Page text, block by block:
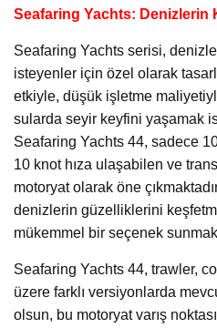
Seafaring Yachts: Denizlerin
Seafaring Yachts serisi,
isteyenler için özel olarak
etkiyle, düşük işletme
sularda seyir keyfini yaşamak
Seafaring Yachts 44, sadece
10 knot hıza ulaşabilen ve
motoryat olarak öne
denizlerin güzelliklerini
mükemmel bir seçenek
Seafaring Yachts 44, trawler,
üzere farklı versiyonlarda
olsun, bu motoryat varış